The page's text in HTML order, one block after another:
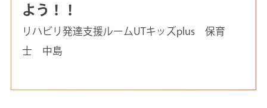
よう！！
リハビリ発達支援ルームUTキッズplus 保育
士 中島